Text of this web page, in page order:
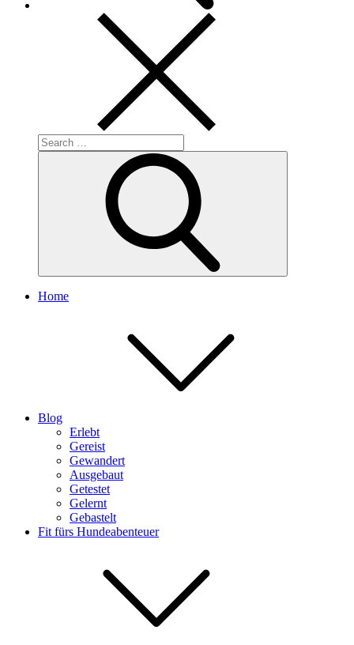
Search
for:
Home
Blog
Erlebt
Gereist
Gewandert
Ausgebaut
Getestet
Gelernt
Gebastelt
Fit fürs Hundeabenteuer